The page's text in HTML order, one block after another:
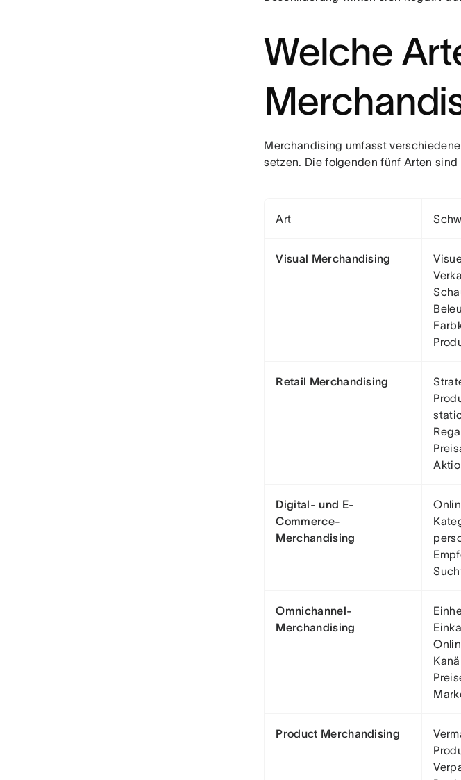
Welche
Merchandising umfasst
setzen. Die folgenden fünf Arten
Art
Visual Merchandising
Retail Merchandising
Digital- und E-
Commerce-
Merchandising
Omnichannel-
Merchandising
Product Merchandising